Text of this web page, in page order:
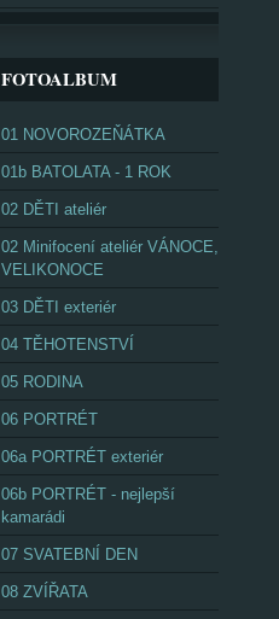
FOTOALBUM
01 NOVOROZEŇÁTKA
01b BATOLATA - 1 ROK
02 DĚTI ateliér
02 Minifocení ateliér VÁNOCE,
VELIKONOCE
03 DĚTI exteriér
04 TĚHOTENSTVÍ
05 RODINA
06 PORTRÉT
06a PORTRÉT exteriér
06b PORTRÉT - nejlepší
kamarádi
07 SVATEBNÍ DEN
08 ZVÍŘATA